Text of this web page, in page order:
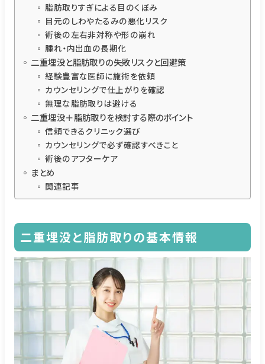
脂肪取りすぎによる目のくぼみ
目元のしわやたるみの悪化リスク
術後の左右非対称や形の崩れ
腫れ・内出血の長期化
二重埋没と脂肪取りの失敗リスクと回避策
経験豊富な医師に施術を依頼
カウンセリングで仕上がりを確認
無理な脂肪取りは避ける
二重埋没＋脂肪取りを検討する際のポイント
信頼できるクリニック選び
カウンセリングで必ず確認すべきこと
術後のアフターケア
まとめ
関連記事
二重埋没と脂肪取りの基本情報